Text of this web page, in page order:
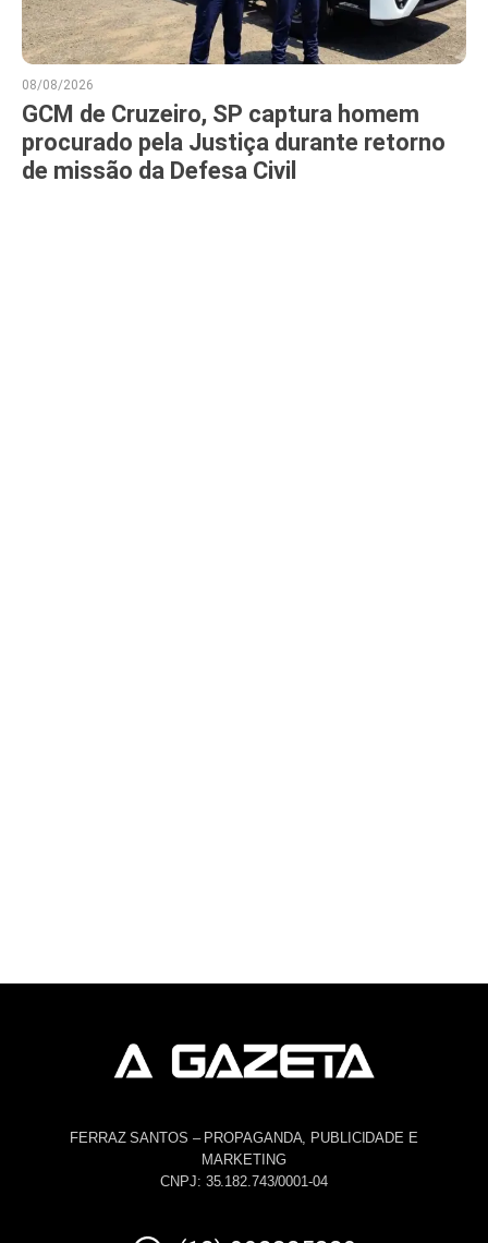
08/08/2026
GCM de Cruzeiro, SP captura homem
procurado pela Justiça durante retorno
de missão da Defesa Civil
FERRAZ SANTOS – PROPAGANDA, PUBLICIDADE E
MARKETING
CNPJ: 35.182.743/0001-04